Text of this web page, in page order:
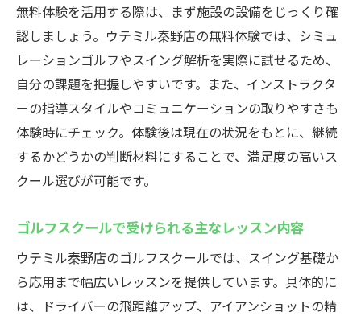
夜間や仕事帰りも利用できる営業時間の魅
力
シミュレーションゴルフで実践的な練習体
験
インドアゴルフスクールの利用者口コミま
とめ
最新設備完備！秦野市のインドアゴルフ練習場
紹介
インドアゴルフスクールの設備充実度をチ
ェック
スイング解析と個別アドバイスの活用例
無料体験を活用する際は、まず施設の設備をじっくり確
認しましょう。ウテミル秦野店の無料体験では、シミュ
レーションゴルフやスイング解析を実際に試せるため、
自分の課題を把握しやすいです。また、インストラクタ
ーの指導スタイルやコミュニケーションの取りやすさも
体験時にチェック。体験後は現在の状況をもとに、継続
するかどうかの判断材料にすることで、満足度の高いス
クール選びが可能です。
ゴルフスクールで受けられる主なレッスン内容
ウテミル秦野店のゴルフスクールでは、スイング基礎か
ら応用まで幅広いレッスンを提供しています。具体的に
は、ドライバーの飛距離アップ、アイアンショットの精